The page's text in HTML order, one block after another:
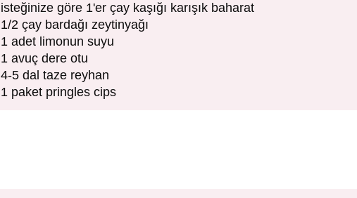
isteğinize göre 1'er çay kaşığı karışık baharat
1/2 çay bardağı zeytinyağı
1 adet limonun suyu
1 avuç dere otu
4-5 dal taze reyhan
1 paket pringles cips